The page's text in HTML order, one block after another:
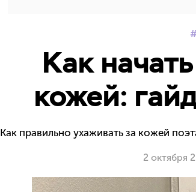
Как
кожей:
Как правильно ухаживать за кожей
2 октября